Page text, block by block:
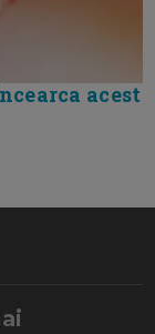
acest